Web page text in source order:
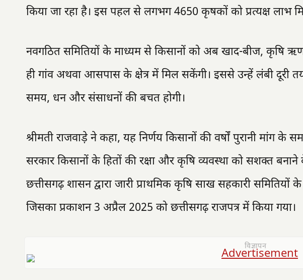
किया जा रहा है। इस पहल से लगभग 4650 कृषकों को प्रत्यक्ष लाभ
नवगठित समितियों के माध्यम से किसानों को अब खाद-बीज, कृषि
ही गांव अथवा आसपास के क्षेत्र में मिल सकेंगी। इससे उन्हें लंबी दूरी
समय, धन और संसाधनों की बचत होगी।
श्रीमती राजवाड़े ने कहा, यह निर्णय किसानों की वर्षों पुरानी मांग
सरकार किसानों के हितों की रक्षा और कृषि व्यवस्था को सशक्त बनाने
छत्तीसगढ़ शासन द्वारा जारी प्राथमिक कृषि साख सहकारी समितियों
जिसका प्रकाशन 3 अप्रैल 2025 को छत्तीसगढ़ राजपत्र में किया गया।
विज्ञापन